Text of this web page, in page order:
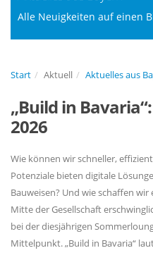
Alle Neuigkeiten auf einen
Start Aktuell Aktuelles aus
Build in
2026
Wie können wir schneller,
Potenziale bieten digitale
Bauweisen? Und wie schaffen
Mitte der Gesellschaft
bei der diesjährigen
Mittelpunkt. „Build in Bavaria“